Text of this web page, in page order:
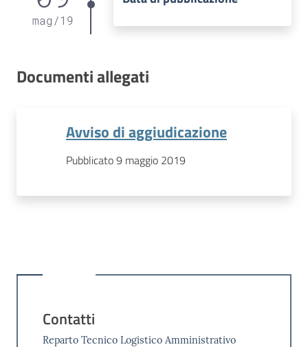
mag /19
Documenti allegati
Avviso di aggiudicazione
Pubblicato 9 maggio 2019
Contatti
Reparto Tecnico Logistico Amministrativo